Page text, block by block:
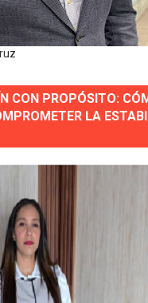
CON PROPÓSITO:
LA